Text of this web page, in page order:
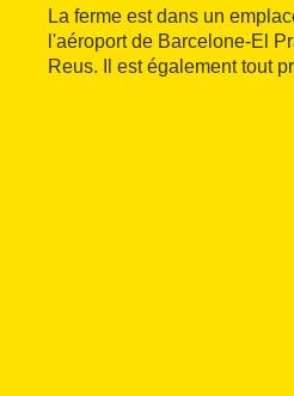
La ferme est dans un
l'aéroport de Barcelone-El
Reus. Il est également tout